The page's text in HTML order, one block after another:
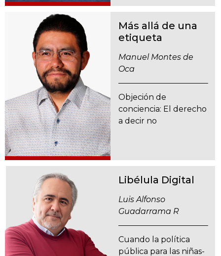
Más allá de una
etiqueta
Manuel Montes de
Oca
Objeción de
conciencia: El derecho
a decir no
Libélula Digital
Luis Alfonso
Guadarrama R
Cuando la política
pública para las niñas-